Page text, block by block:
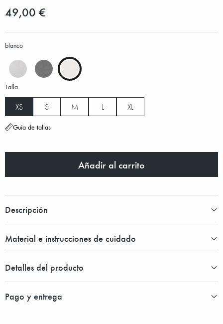
49,00 €
blanco
Talla
XS S M L XL
Guía de tallas
Añadir al carrito
Descripción
Material e instrucciones de cuidado
Detalles del producto
Pago y entrega